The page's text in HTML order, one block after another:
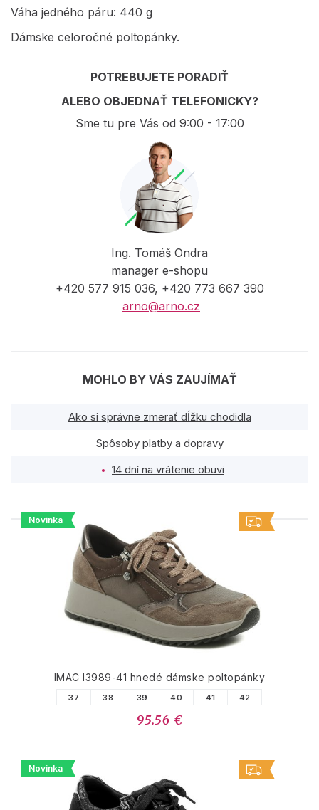
Váha jedného páru: 440 g
Dámske celoročné poltopánky.
POTREBUJETE PORADIŤ
ALEBO OBJEDNAŤ TELEFONICKY?
Sme tu pre Vás od 9:00 - 17:00
Ing. Tomáš Ondra
manager e-shopu
+420 577 915 036, +420 773 667 390
arno@arno.cz
MOHLO BY VÁS ZAUJÍMAŤ
Ako si správne zmerať dĺžku chodidla
Spôsoby platby a dopravy
14 dní na vrátenie obuvi
PODOBNÉ PRODUKTY
Novinka
IMAC I3989-41 hnedé dámske poltopánky
37 38 39 40 41 42
95.56 €
Novinka